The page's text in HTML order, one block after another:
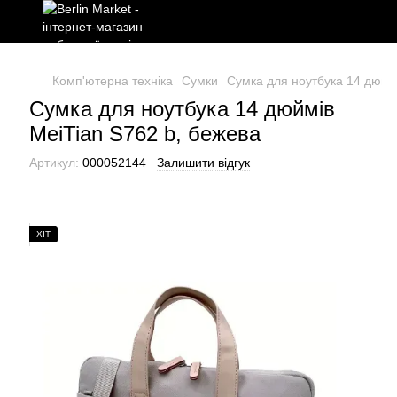
Комп'ютерна техніка Сумки Сумка для ноутбука 14
Сумка для ноутбука 14 дюймів
MeiTian S762 b, бежева
Артикул: 000052144 Залишити відгук
ХІТ